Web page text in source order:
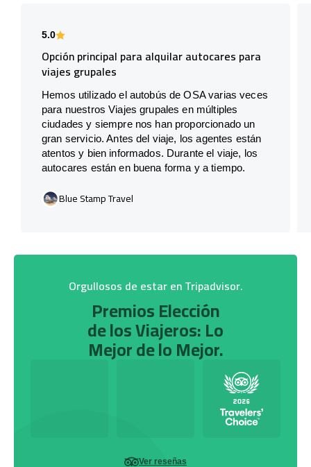
5.0
Opción principal para alquilar autocares para
viajes grupales
Hemos utilizado el autobús de OSA varias veces
para nuestros Viajes grupales en múltiples
ciudades y siempre nos han proporcionado un
gran servicio. Antes del viaje, los agentes están
atentos y bien informados. Durante el viaje, los
autocares están en buena forma y a tiempo.
Blue Stamp Travel
Orgullosos de estar en Tripadvisor.
Premios Elección
de los Viajeros: Lo
Mejor de lo Mejor.
Ver reseñas